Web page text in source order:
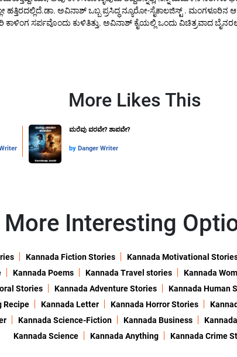
ಹತ್ತಿರದಲ್ಲಿದೆ.ಡಾ. ಅವಿನಾಶ್ ಒಬ್ಬ ಪ್ರಸಿದ್ಧ ನ್ಯೂರೋ-ಸೈಕಾಲಜಿಸ್ಟ್ .
ಸರ್ಪವೊಂದು ಕುಳಿತಿತ್ತು. ಅವಿನಾಶ್ ಕೈಯಲ್ಲಿ ಒಂದು ವಿಚಿತ್ರವಾದ
More Likes This
ಮರೆವು ವರವೇ? ಶಾಪವೇ?
by Danger Writer
More Interesting
Kannada Fiction Stories Kannada Motivational
Kannada Poems Kannada Travel stories Kannada
Stories Kannada Adventure Stories Kannada Human
Recipe Kannada Letter Kannada Horror Stories
Kannada Science-Fiction Kannada Business
Kannada Science
Kannada Anything Kannada Crime